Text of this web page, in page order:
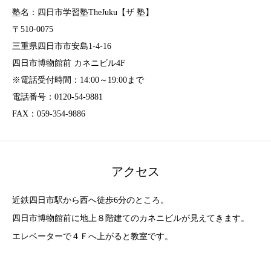
塾名：四日市学習塾TheJuku【ザ 塾】
〒510-0075
三重県四日市市安島1-4-16
四日市博物館前 カネニビル4F
※電話受付時間：14:00～19:00まで
電話番号：0120-54-9881
FAX：059-354-9886
アクセス
近鉄四日市駅から西へ徒歩6分のところ。
四日市博物館前に地上８階建てのカネニビルが見えてきます。
エレベーターで４Ｆへ上がると教室です。